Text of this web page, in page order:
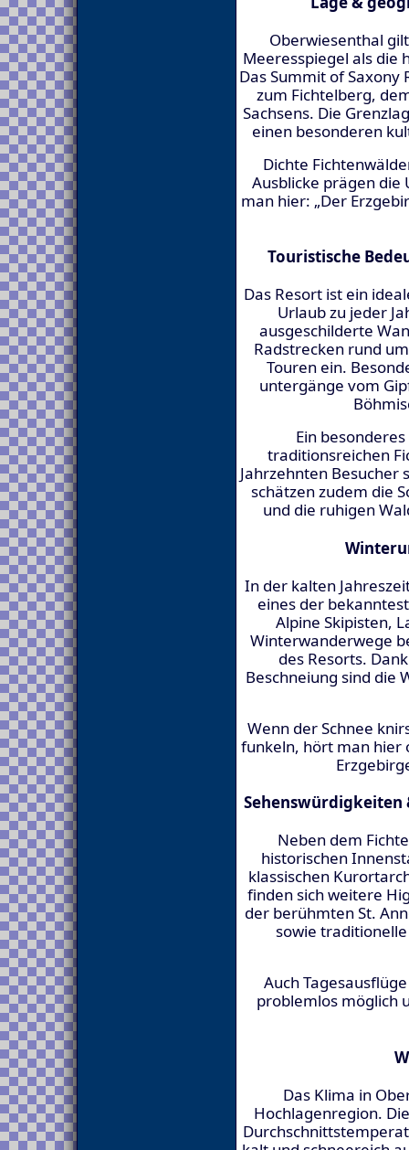
Oberwiesenthal
Meeresspiegel als die
Das Summit of
zum Fichtelberg,
Sachsens. Die
einen besonderen
Dichte
Ausblicke prägen die
man hier: „Der
Touristische
Das Resort ist ein
Urlaub zu jeder
ausgeschilderte
Radstrecken rund
Touren ein.
untergänge vom
Ein
traditionsreichen
Jahrzehnten Besucher
schätzen zudem die
und die ruhigen
In der kalten
eines der
Alpine Skipisten,
Winterwanderwege
des Resorts.
Beschneiung sind die
Wenn der Schnee
funkeln, hört man hier
Sehenswürdigkeiten
Neben dem
historischen
klassischen
finden sich weitere
der berühmten St.
sowie
Auch
problemlos möglich
Das Klima in
Hochlagenregion.